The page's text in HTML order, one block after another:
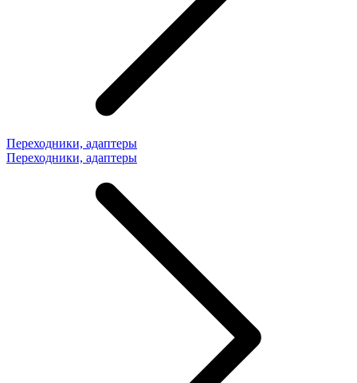
Переходники, адаптеры
Переходники, адаптеры